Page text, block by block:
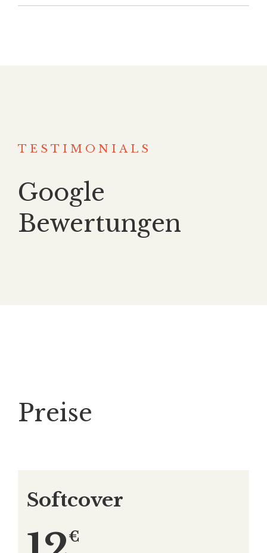
TESTIMONIALS
Google
Bewertungen
Preise
Softcover
€